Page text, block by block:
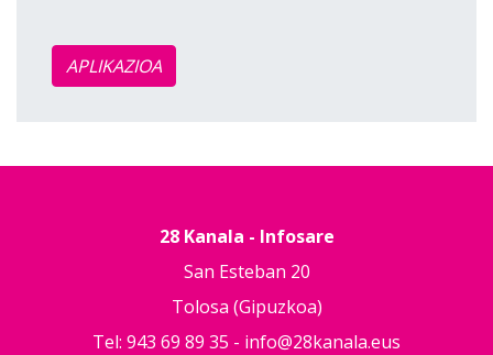
APLIKAZIOA
28 Kanala - Infosare
San Esteban 20
Tolosa (Gipuzkoa)
Tel: 943 69 89 35 - info@28kanala.eus